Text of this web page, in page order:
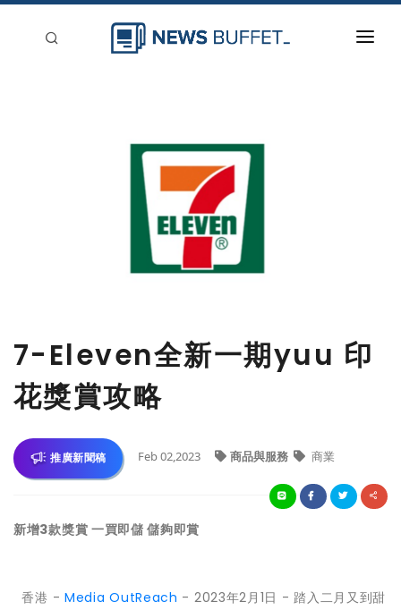
7-Eleven全新一期yuu 印
花獎賞攻略
推廣新聞稿 Feb 02,2023 商品與服務 商業
新增3款獎賞 一買即儲 儲夠即賞
香港 - Media OutReach - 2023年2月1日 - 踏入二月又到甜